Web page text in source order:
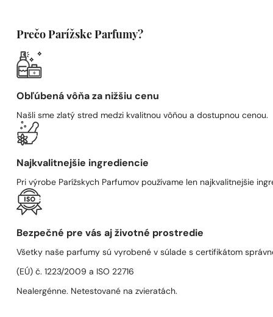
Prečo Parížske Parfumy?
Obľúbená vôňa za nižšiu cenu
Našli sme zlatý stred medzi kvalitnou vôňou a dostupnou cenou.
Najkvalitnejšie ingrediencie
Pri výrobe Parížskych Parfumov používame len najkvalitnejšie
Bezpečné pre vás aj životné prostredie
Všetky naše parfumy sú vyrobené v súlade s certifikátom
(EÚ) č. 1223/2009 a ISO 22716
Nealergénne. Netestované na zvieratách.